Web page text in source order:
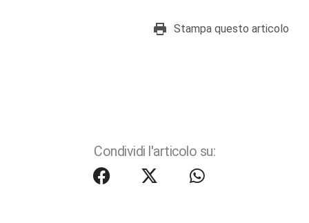
Stampa questo articolo
Condividi l'articolo su: